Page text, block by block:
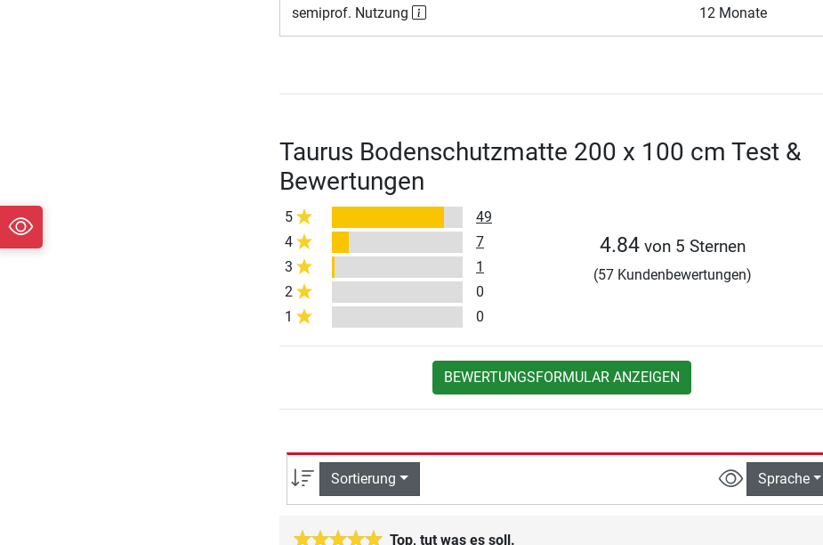
semiprof. Nutzung 12 Monate
Taurus Bodenschutzmatte 200 x 100 cm Test &
Bewertungen
5
49
4
7
3
1
2
0
1
0
4.84 von 5 Sternen
(57 Kundenbewertungen)
BEWERTUNGSFORMULAR ANZEIGEN
Sortierung Sprache
Top, tut was es soll.